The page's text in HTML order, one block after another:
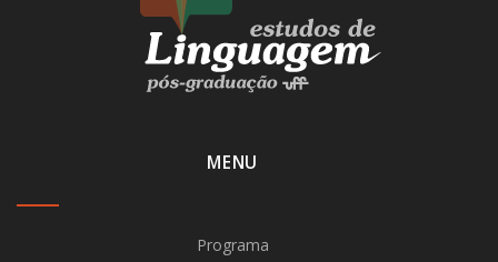
MENU
Programa